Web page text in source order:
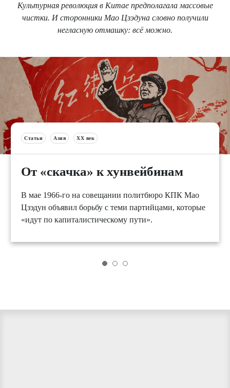
Культурная революция в Китае предполагала массовые
чистки. И сторонники Мао Цзэдуна словно получили
негласную отмашку: всё можно.
Статьи Азия XX век
От «скачка» к хунвейбинам
В мае 1966-го на совещании политбюро КПК Мао
Цзэдун объявил борьбу с теми партийцами, которые
«идут по капиталистическому пути».